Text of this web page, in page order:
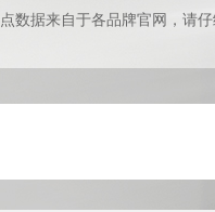
数据来自于各品牌官网，请